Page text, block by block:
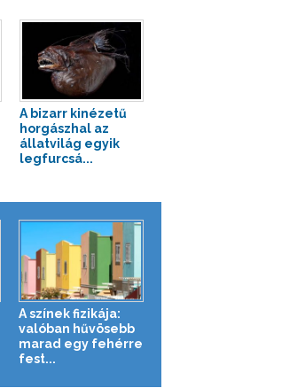
A bizarr kinézetű
horgászhal az
állatvilág egyik
legfurcsá...
A színek fizikája:
valóban hűvösebb
marad egy fehérre
fest...